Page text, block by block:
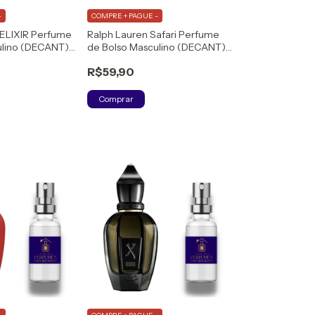
Perfume
(DECANT)
Ralph Lauren Safari Perfume
de Bolso Masculino (DECANT)
R$59,90
COMPRE + PAGUE -
Comprar